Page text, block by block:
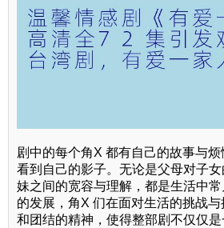
剧中的每个角X 都有自己的故事与
看到自己的影子。无论是父母对子
妹之间的宽容与理解，都是生活中
的发展，角X 们在面对生活的挑战
和团结的精神，使得整部剧不仅仅